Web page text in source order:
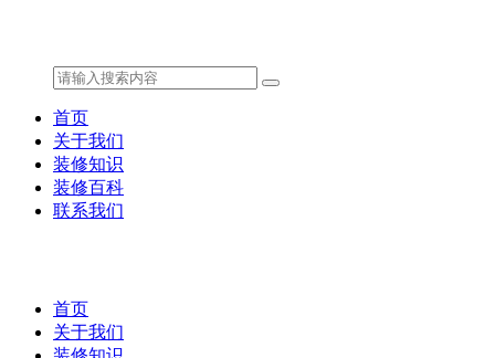
首页
关于我们
装修知识
装修百科
联系我们
首页
关于我们